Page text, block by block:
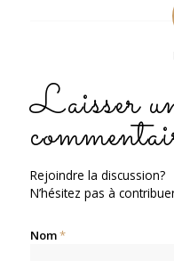
Laisser
Rejoindre la discussion?
N’hésitez pas à
Nom*